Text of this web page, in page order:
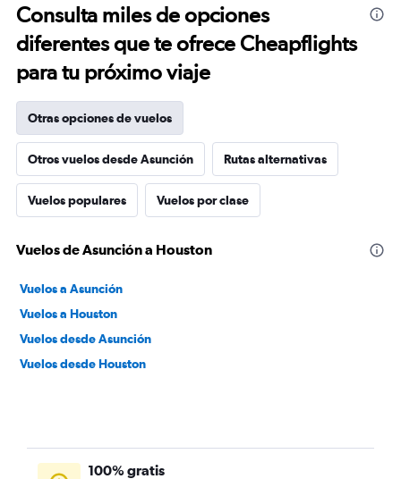
Consulta miles de opciones
diferentes que te ofrece Cheapflights
para tu próximo viaje
Otras opciones de vuelos
Otros vuelos desde Asunción Rutas alternativas
Vuelos populares Vuelos por clase
Vuelos de Asunción a Houston
Vuelos a Asunción
Vuelos a Houston
Vuelos desde Asunción
Vuelos desde Houston
100% gratis